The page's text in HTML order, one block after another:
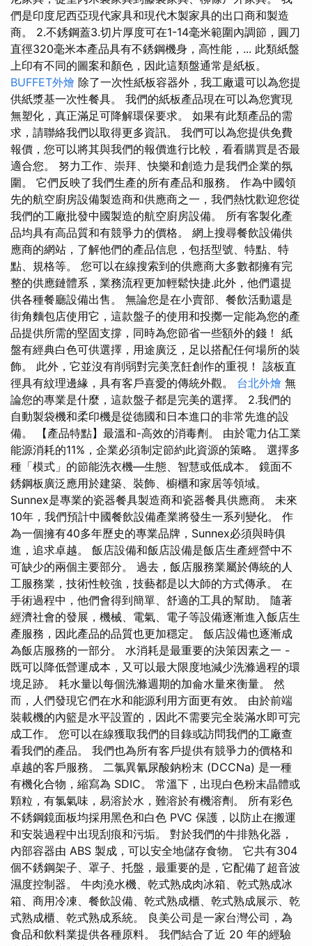
們是印度尼西亞現代家具和現代木製家具的出口商和製造
商。 2.不銹鋼蓋3.切片厚度可在1-14毫米範圍內調節，圓刀
直徑320毫米本產品具有不銹鋼機身，高性能，... 此類紙盤
上印有不同的圖案和顏色，因此這類盤通常是紙板。
BUFFET外燴 除了一次性紙板容器外，我工廠還可以為您提
供紙漿基一次性餐具。 我們的紙板產品現在可以為您實現
無塑化，真正滿足可降解環保要求。 如果有此類產品的需
求，請聯絡我們以取得更多資訊。 我們可以為您提供免費
報價，您可以將其與我們的報價進行比較，看看購買是否最
適合您。 努力工作、崇拜、快樂和創造力是我們企業的氛
圍。 它們反映了我們生產的所有產品和服務。 作為中國領
先的航空廚房設備製造商和供應商之一，我們熱忱歡迎您從
我們的工廠批發中國製造的航空廚房設備。 所有客製化產
品均具有高品質和有競爭力的價格。 網上搜尋餐飲設備供
應商的網站，了解他們的產品信息，包括型號、特點、特
點、規格等。 您可以在線搜索到的供應商大多數都擁有完
整的供應鏈體系，業務流程更加輕鬆快捷.此外，他們還提
供各種餐廳設備出售。 無論您是在小賣部、餐飲活動還是
街角麵包店使用它，這款盤子的使用和投擲一定能為您的產
品提供所需的堅固支撐，同時為您節省一些額外的錢！ 紙
盤有經典白色可供選擇，用途廣泛，足以搭配任何場所的裝
飾。 此外，它並沒有削弱對完美烹飪創作的重視！ 該板直
徑具有紋理邊緣，具有客戶喜愛的傳統外觀。 台北外燴 無
論您的專業是什麼，這款盤子都是完美的選擇。 2.我們的
自動製袋機和柔印機是從德國和日本進口的非常先進的設
備。 【產品特點】最溫和-高效的消毒劑。 由於電力佔工業
能源消耗的11%，企業必須制定節約此資源的策略。 選擇多
種「模式」的節能洗衣機—生態、智慧或低成本。 鏡面不
銹鋼板廣泛應用於建築、裝飾、櫥櫃和家居等領域。
Sunnex是專業的瓷器餐具製造商和瓷器餐具供應商。 未來
10年，我們預計中國餐飲設備產業將發生一系列變化。 作
為一個擁有40多年歷史的專業品牌，Sunnex必須與時俱
進，追求卓越。 飯店設備和飯店設備是飯店生產經營中不
可缺少的兩個主要部分。 過去，飯店服務業屬於傳統的人
工服務業，技術性較強，技藝都是以大師的方式傳承。 在
手術過程中，他們會得到簡單、舒適的工具的幫助。 隨著
經濟社會的發展，機械、電氣、電子等設備逐漸進入飯店生
產服務，因此產品的品質也更加穩定。 飯店設備也逐漸成
為飯店服務的一部分。 水消耗是最重要的決策因素之一 -
既可以降低營運成本，又可以最大限度地減少洗滌過程的環
境足跡。 耗水量以每個洗滌週期的加侖水量來衡量。 然
而，人們發現它們在水和能源利用方面更有效。 由於前端
裝載機的內籃是水平設置的，因此不需要完全裝滿水即可完
成工作。 您可以在線獲取我們的目錄或訪問我們的工廠查
看我們的產品。 我們也為所有客戶提供有競爭力的價格和
卓越的客戶服務。 二氯異氰尿酸鈉粉末 (DCCNa) 是一種
有機化合物，縮寫為 SDIC。 常溫下，出現白色粉末晶體或
顆粒，有氯氣味，易溶於水，難溶於有機溶劑。 所有彩色
不銹鋼鏡面板均採用黑色和白色 PVC 保護，以防止在搬運
和安裝過程中出現刮痕和污垢。 對於我們的牛排熟化器，
內部容器由 ABS 製成，可以安全地儲存食物。 它共有304
個不銹鋼架子、罩子、托盤，最重要的是，它配備了超音波
濕度控制器。 牛肉澆水機、乾式熟成肉冰箱、乾式熟成冰
箱、商用冷凍、餐飲設備、乾式熟成櫃、乾式熟成展示、乾
式熟成櫃、乾式熟成系統。 良美公司是一家台灣公司，為
食品和飲料業提供各種原料。 我們結合了近 20 年的經驗